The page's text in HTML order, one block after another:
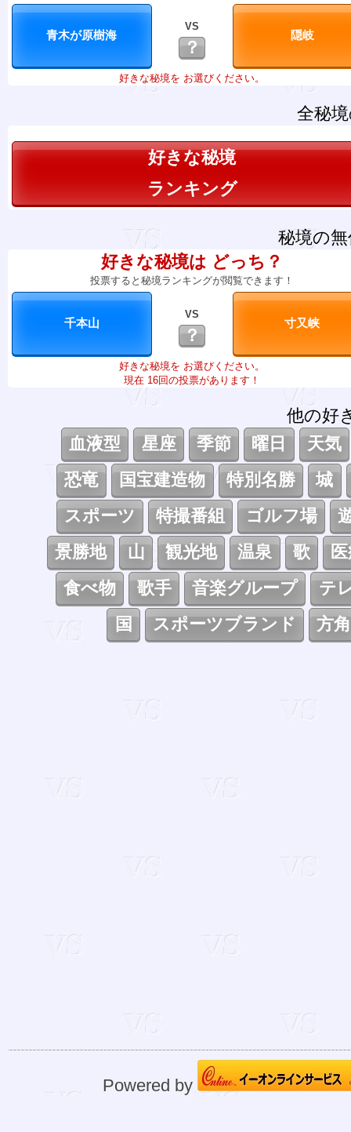
VS
？
好きな秘境を お選びください。
全秘
好きな秘境
ランキング
秘境の
好きな秘境は どっち？
投票すると秘境ランキングが閲覧できます！
VS
？
好きな秘境を お選びください。
現在 16回の投票があります！
他の好
血液型
星座 季節 曜日
天気
恐竜
国宝建造物 特別名勝
城
スポーツ
特撮番組 ゴルフ場
景勝地
山 観光地 温泉 歌
食べ物
歌手 音楽グループ
テ
国
スポーツブランド 方角
Powered by